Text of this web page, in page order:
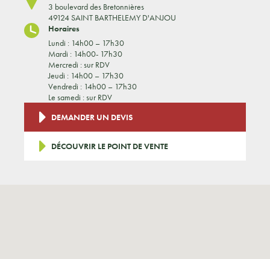
3 boulevard des Bretonnières
49124 SAINT BARTHELEMY D'ANJOU
Horaires
Lundi : 14h00 – 17h30
Mardi : 14h00- 17h30
Mercredi : sur RDV
Jeudi : 14h00 – 17h30
Vendredi : 14h00 – 17h30
Le samedi : sur RDV
DEMANDER UN DEVIS
DÉCOUVRIR LE POINT DE VENTE